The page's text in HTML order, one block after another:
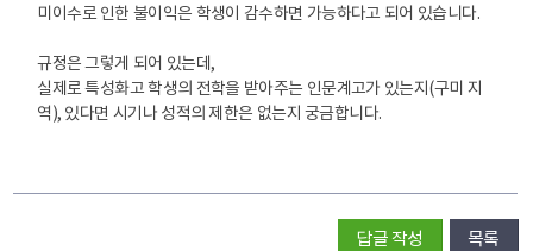
미이수로 인한 불이익은 학생이 감수하면 가능하다고 되어 있습니다.
규정은 그렇게 되어 있는데,
실제로 특성화고 학생의 전학을 받아주는 인문계고가 있는지(구미 지
역), 있다면 시기나 성적의 제한은 없는지 궁금합니다.
답글 작성 목록